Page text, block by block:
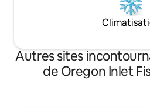
Autres sites
de Oregon Inlet